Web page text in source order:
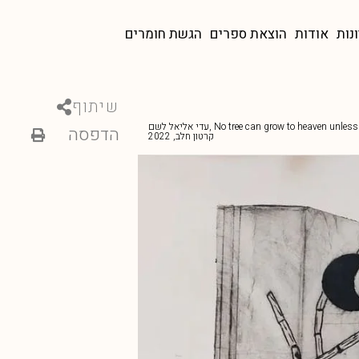
אודות הוצאת ספרים הגשת חומרים
עדי אליאל לשם, No tree can grow to heaven unless its roots reach down to hell" Jung״, הדפס מתוך תחריט על גבי
קרטון חלב, 2022
שיתוף
הדפסה